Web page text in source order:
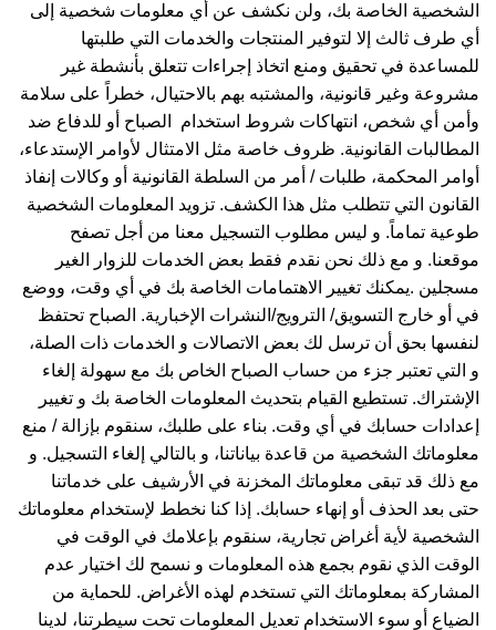
الشخصية الخاصة بك، ولن نكشف عن أي معلومات شخصية إلى
أي طرف ثالث إلا لتوفير المنتجات والخدمات التي طلبتها
للمساعدة في تحقيق ومنع اتخاذ إجراءات تتعلق بأنشطة غير
مشروعة وغير قانونية، والمشتبه بهم بالاحتيال، خطراً على سلامة
وأمن أي شخص، انتهاكات شروط استخدام الصباح أو للدفاع ضد
المطالبات القانونية. ظروف خاصة مثل الامتثال لأوامر الإستدعاء،
أوامر المحكمة، طلبات / أمر من السلطة القانونية أو وكالات إنفاذ
القانون التي تتطلب مثل هذا الكشف. تزويد المعلومات الشخصية
طوعية تماماً. و ليس مطلوب التسجيل معنا من أجل تصفح
موقعنا. و مع ذلك نحن نقدم فقط بعض الخدمات للزوار الغير
مسجلين .يمكنك تغيير الاهتمامات الخاصة بك في أي وقت، ووضع
في أو خارج التسويق/ الترويج/النشرات الإخبارية. الصباح تحتفظ
لنفسها بحق أن ترسل لك بعض الاتصالات و الخدمات ذات الصلة،
و التي تعتبر جزء من حساب الصباح الخاص بك مع سهولة إلغاء
الإشتراك. تستطيع القيام بتحديث المعلومات الخاصة بك و تغيير
إعدادات حسابك في أي وقت. بناء على طلبك، سنقوم بإزالة / منع
معلوماتك الشخصية من قاعدة بياناتنا، و بالتالي إلغاء التسجيل. و
مع ذلك قد تبقى معلوماتك المخزنة في الأرشيف على خدماتنا
حتى بعد الحذف أو إنهاء حسابك. إذا كنا نخطط لإستخدام معلوماتك
الشخصية لأية أغراض تجارية، سنقوم بإعلامك في الوقت في
الوقت الذي نقوم بجمع هذه المعلومات و نسمح لك اختيار عدم
المشاركة بمعلوماتك التي تستخدم لهذه الأغراض. للحماية من
الضياع أو سوء الاستخدام تعديل المعلومات تحت سيطرتنا، لدينا